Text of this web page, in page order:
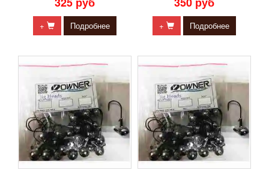
+ Подробнее + Подробнее